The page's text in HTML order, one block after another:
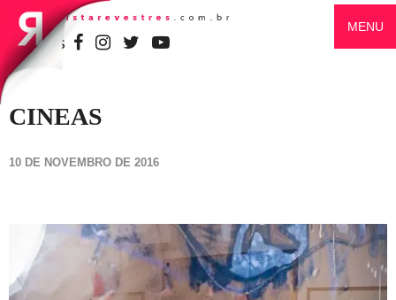
SIGA-NOS
MENU
CINEAS
10 DE NOVEMBRO DE 2016